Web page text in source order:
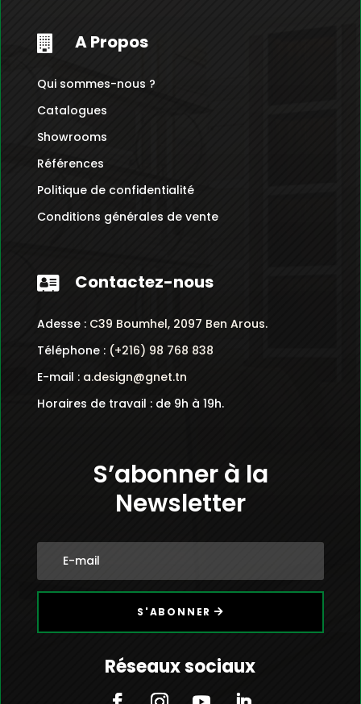
 A Propos
Qui sommes-nous ?
Catalogues
Showrooms
Références
Politique de confidentialité
Conditions générales de vente
 Contactez-nous
Adesse : C39 Boumhel, 2097 Ben Arous.
Téléphone :(+216) 98 768 838
E-mail : a.design@gnet.tn
Horaires de travail : de 9h à 19h.
S’abonner à la
Newsletter
S'ABONNER
Réseaux sociaux